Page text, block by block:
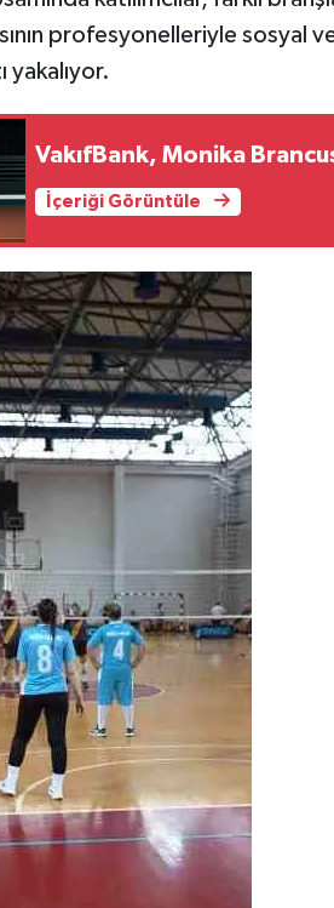
profesyonelleriyle sosyal
yakalıyor.
VakıfBank, Monika
İçeriği Görüntüle